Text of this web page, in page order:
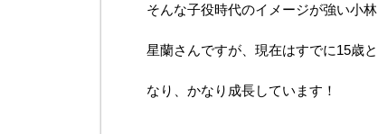
そんな子役時代のイメージが強い小林
星蘭さんですが、現在はすでに15歳と
なり、かなり成長しています！